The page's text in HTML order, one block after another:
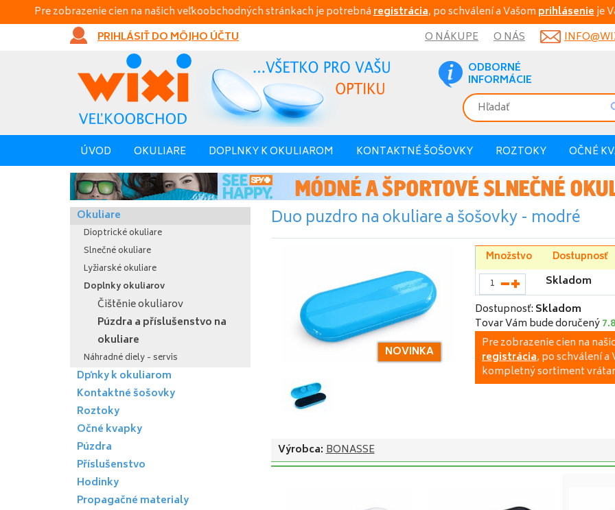
Pre zobrazenie cien na našich veľkoobchodných stránkach je potrebnáregistrácia, po schválení a Vašom prihlásenieje
PRIHLÁSIŤ DO MÔJHO ÚČTU
O NÁKUPE O NÁS
ODBORNÉ
INFORMÁCIE
ÚVOD OKULIARE DOPLNKY K OKULIAROM KONTAKTNÉ ŠOŠOVKY ROZTOKY OČNÉ
Duo puzdro na okuliare a šošovky - modré
NOVINKA
Množstvo Dostupnosť
Skladom
Dostupnosť: Skladom
Tovar Vám bude doručený
Pre zobrazenie cien na
registrácia, po schválení a
kompletný sortiment
Výrobca:BONASSE
Okuliare
Dioptrické okuliare
Slnečné okuliare
Lyžiarské okuliare
Doplnky okuliarov
Čištěnie okuliarov
Púzdra a příslušenstvo na
okuliare
Náhradné diely - servis
Dpňky k okuliarom
Kontaktné šošovky
Roztoky
Očné kvapky
Púzdra
Příslušenstvo
Hodinky
Propagačné materialy